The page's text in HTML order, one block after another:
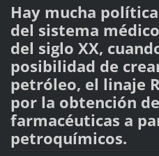
Hay mucha
del sistema
del siglo XX,
posibilidad de
petróleo, el linaje
por la obtención
farmacéuticas a
petroquímicos.